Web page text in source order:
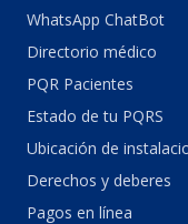
WhatsApp ChatBot
Directorio médico
PQR Pacientes
Estado de tu PQRS
Ubicación de
Derechos y deberes
Pagos en línea